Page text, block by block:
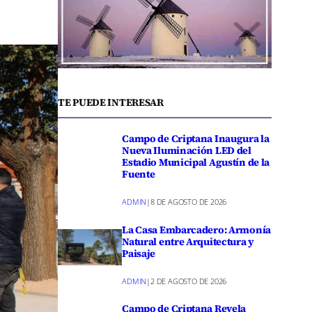
TE PUEDE INTERESAR
Campo de Criptana Inaugura la
Nueva Iluminación LED del
Estadio Municipal Agustín de la
Fuente
ADMIN |8 DE AGOSTO DE 2026
La Casa Embarcadero: Armonía
Natural entre Arquitectura y
Paisaje
ADMIN | 2 DE AGOSTO DE 2026
Campo de Criptana Revela